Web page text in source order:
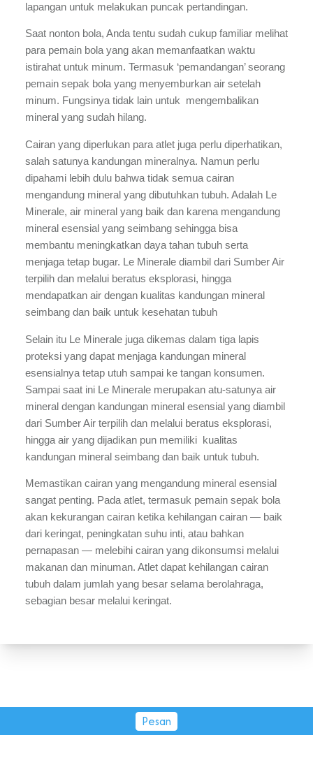
lapangan untuk melakukan puncak pertandingan.
Saat nonton bola, Anda tentu sudah cukup familiar melihat
para pemain bola yang akan memanfaatkan waktu
istirahat untuk minum. Termasuk ‘pemandangan’ seorang
pemain sepak bola yang menyemburkan air setelah
minum. Fungsinya tidak lain untuk  mengembalikan
mineral yang sudah hilang.
Cairan yang diperlukan para atlet juga perlu diperhatikan,
salah satunya kandungan mineralnya. Namun perlu
dipahami lebih dulu bahwa tidak semua cairan
mengandung mineral yang dibutuhkan tubuh. Adalah Le
Minerale, air mineral yang baik dan karena mengandung
mineral esensial yang seimbang sehingga bisa
membantu meningkatkan daya tahan tubuh serta
menjaga tetap bugar. Le Minerale diambil dari Sumber Air
terpilih dan melalui beratus eksplorasi, hingga
mendapatkan air dengan kualitas kandungan mineral
seimbang dan baik untuk kesehatan tubuh
Selain itu Le Minerale juga dikemas dalam tiga lapis
proteksi yang dapat menjaga kandungan mineral
esensialnya tetap utuh sampai ke tangan konsumen.
Sampai saat ini Le Minerale merupakan atu-satunya air
mineral dengan kandungan mineral esensial yang diambil
dari Sumber Air terpilih dan melalui beratus eksplorasi,
hingga air yang dijadikan pun memiliki  kualitas
kandungan mineral seimbang dan baik untuk tubuh.
Memastikan cairan yang mengandung mineral esensial
sangat penting. Pada atlet, termasuk pemain sepak bola
akan kekurangan cairan ketika kehilangan cairan — baik
dari keringat, peningkatan suhu inti, atau bahkan
pernapasan — melebihi cairan yang dikonsumsi melalui
makanan dan minuman. Atlet dapat kehilangan cairan
tubuh dalam jumlah yang besar selama berolahraga,
sebagian besar melalui keringat.
Pesan